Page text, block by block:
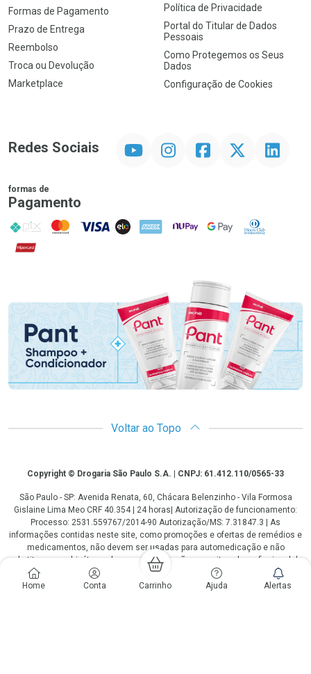
Home Conta Carrinho Ajuda Alertas
Formas de Pagamento
Prazo de Entrega
Reembolso
Troca ou Devolução
Marketplace
Política de Privacidade
Portal do Titular de Dados
Pessoais
Como Protegemos os Seus
Dados
Configuração de Cookies
Redes Sociais InstagramFacebookTwitter Linkedin
formas de
Pagamento
PIX MasterCard
VISA ELO AMEX NuPay Google PayDiners Club
Hipercard
Voltar ao Topo
CopyrightCopyright © Drogaria São Paulo S.A. | CNPJ: 61.412.110/0565-33
São Paulo - SP: Avenida Renata, 60, Chácara Belenzinho - Vila Formosa
Gislaine Lima Meo CRF 40.354 | 24 horas| Autorização de funcionamento:
Processo: 2531.559767/2014-90 Autorização/MS: 7.31847.3 | As
informações contidas neste site, como promoções e ofertas de remédios e
medicamentos, não devem ser usadas para automedicação e não
substituem, em hipótese alguma, a medicação prescrita pelo profissional da
área médica. Somente o médico está em condições de diagnosticar
qualquer problema de saúde e prescrever o tratamento adequado. Os